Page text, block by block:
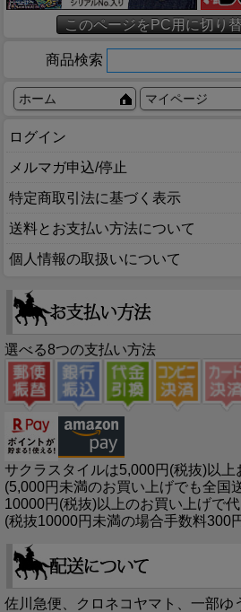
このページをPC用に切り
商品検索
ホーム マイページ
ログイン
メルマガ申込/停止
特定商取引法に基づく表示
送料とお支払い方法について
個人情報の取扱いについて
選べる8つの支払い方法
サクラスタイルは5,000円(税抜)以上
(5,000円未満のお買い上げでも全国
10000円(税抜)以上のお買い上げで
(税抜10000円未満の場合手数料300
佐川急便、クロネコヤマト、一部ゆ